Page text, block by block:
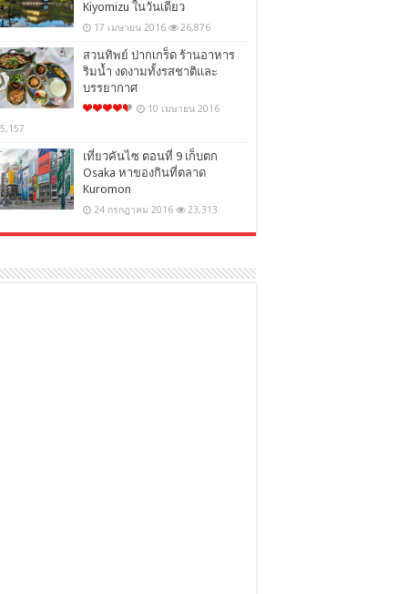
Kiyomizu ในวันเดียว
17 เมษายน 2016 26,876
สวนทิพย์ ปากเกร็ด ร้านอาหาร
ริมน้ำ งดงามทั้งรสชาติและ
บรรยากาศ
10 เมษายน 2016
เที่ยวคันไซ ตอนที่ 9 เก็บตก
Osaka หาของกินที่ตลาด
Kuromon
24 กรกฎาคม 2016 23,313